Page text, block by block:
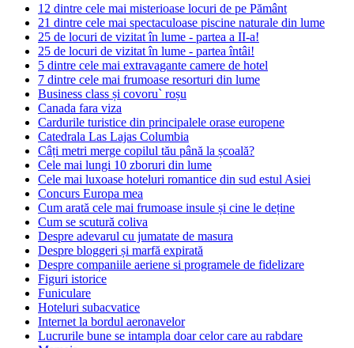
12 dintre cele mai misterioase locuri de pe Pământ
21 dintre cele mai spectaculoase piscine naturale din lume
25 de locuri de vizitat în lume - partea a II-a!
25 de locuri de vizitat în lume - partea întâi!
5 dintre cele mai extravagante camere de hotel
7 dintre cele mai frumoase resorturi din lume
Business class și covoru` roșu
Canada fara viza
Cardurile turistice din principalele orase europene
Catedrala Las Lajas Columbia
Câți metri merge copilul tău până la școală?
Cele mai lungi 10 zboruri din lume
Cele mai luxoase hoteluri romantice din sud estul Asiei
Concurs Europa mea
Cum arată cele mai frumoase insule și cine le deține
Cum se scutură coliva
Despre adevarul cu jumatate de masura
Despre bloggeri și marfă expirată
Despre companiile aeriene si programele de fidelizare
Figuri istorice
Funiculare
Hoteluri subacvatice
Internet la bordul aeronavelor
Lucrurile bune se intampla doar celor care au rabdare